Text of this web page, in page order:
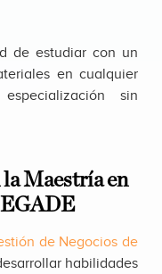
de estudiar con un
en cualquier
sin
Maestría en
EGADE
de Negocios de
habilidades